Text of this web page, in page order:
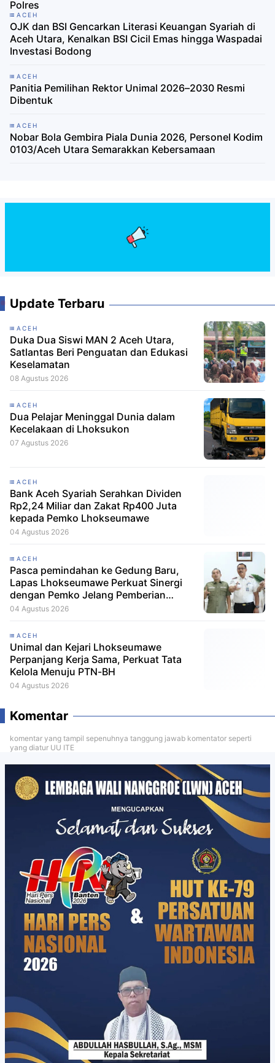
Polres
ACEH
OJK dan BSI Gencarkan Literasi Keuangan Syariah di
Aceh Utara, Kenalkan BSI Cicil Emas hingga Waspadai
Investasi Bodong
ACEH
Panitia Pemilihan Rektor Unimal 2026–2030 Resmi
Dibentuk
ACEH
Nobar Bola Gembira Piala Dunia 2026, Personel Kodim
0103/Aceh Utara Semarakkan Kebersamaan
Update Terbaru
ACEH
Duka Dua Siswi MAN 2 Aceh Utara,
Satlantas Beri Penguatan dan Edukasi
Keselamatan
08 Agustus 2026
ACEH
Dua Pelajar Meninggal Dunia dalam
Kecelakaan di Lhoksukon
07 Agustus 2026
ACEH
Bank Aceh Syariah Serahkan Dividen
Rp2,24 Miliar dan Zakat Rp400 Juta
kepada Pemko Lhokseumawe
04 Agustus 2026
ACEH
Pasca pemindahan ke Gedung Baru,
Lapas Lhokseumawe Perkuat Sinergi
dengan Pemko Jelang Pemberian
Remisi HUT RI
04 Agustus 2026
ACEH
Unimal dan Kejari Lhokseumawe
Perpanjang Kerja Sama, Perkuat Tata
Kelola Menuju PTN-BH
04 Agustus 2026
Komentar
komentar yang tampil sepenuhnya tanggung jawab komentator seperti
yang diatur UU ITE